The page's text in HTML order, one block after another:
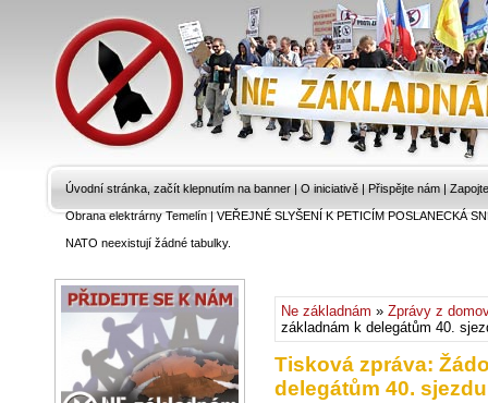
Úvodní stránka, začít klepnutím na banner | O iniciativě | Přispějte nám |
Obrana elektrárny Temelín|VEŘEJNÉ SLYŠENÍ K PETICÍM POSLANECKÁ
NATO neexistují žádné tabulky.
Ne základnám » Zprávy z
základnám k delegátům 40.
Tisková zpráva:
delegátům 40.